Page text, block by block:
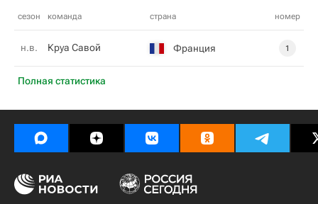
сезон команда страна номер
Полная статистика
н.в. Круа Савой Франция 1